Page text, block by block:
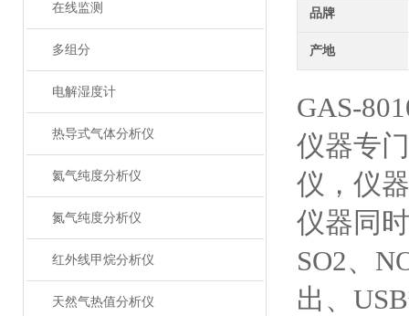
在线监测
多组分
电解湿度计
热导式气体分析仪
氦气纯度分析仪
氮气纯度分析仪
红外线甲烷分析仪
天然气热值分析仪
品牌
产地
GAS-
仪器专
仪，仪
仪器同
SO2、
出、